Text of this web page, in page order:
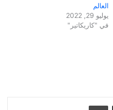
العالم
يوليو 29, 2022
في "كاريكاتير"
مشاركة عبر البريد طباعة